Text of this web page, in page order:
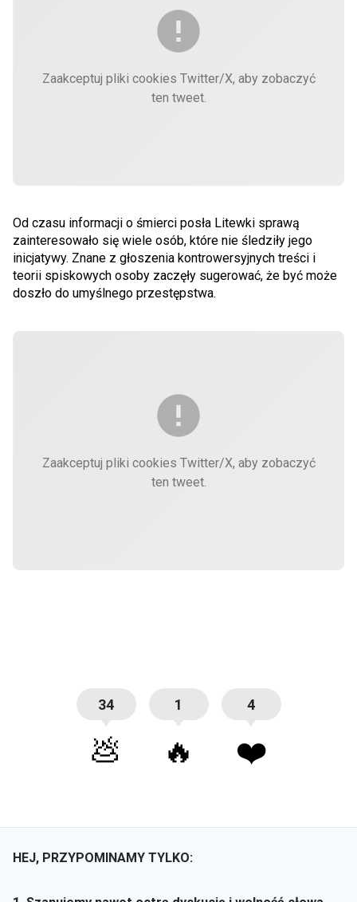
Zaakceptuj pliki cookies Twitter/X, aby zobaczyć
ten tweet.
Od czasu informacji o śmierci posła Litewki sprawą
zainteresowało się wiele osób, które nie śledziły jego
inicjatywy. Znane z głoszenia kontrowersyjnych treści i
teorii spiskowych osoby zaczęły sugerować, że być może
doszło do umyślnego przestępstwa.
Zaakceptuj pliki cookies Twitter/X, aby zobaczyć
ten tweet.
34
💩
1
🔥
4
❤️
HEJ, PRZYPOMINAMY TYLKO: